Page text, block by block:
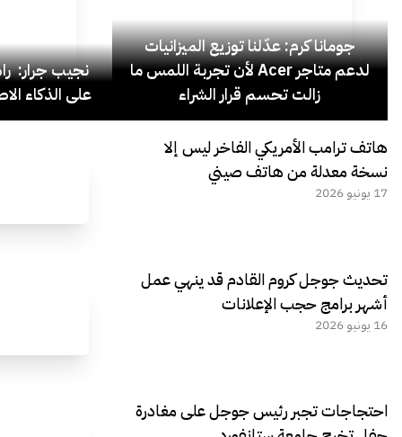
جومانا كرم: عدّلنا توزيع الميزانيات
لدعم متاجر Acer لأن تجربة اللمس ما
زالت تحسم قرار الشراء
نجيب جرار:
على الذكاء
هاتف ترامب الأمريكي الفاخر ليس إلا
نسخة معدلة من هاتف صيني
17 يونيو 2026
تحديث جوجل كروم القادم قد ينهي عمل
أشهر برامج حجب الإعلانات
16 يونيو 2026
احتجاجات تجبر رئيس جوجل على مغادرة